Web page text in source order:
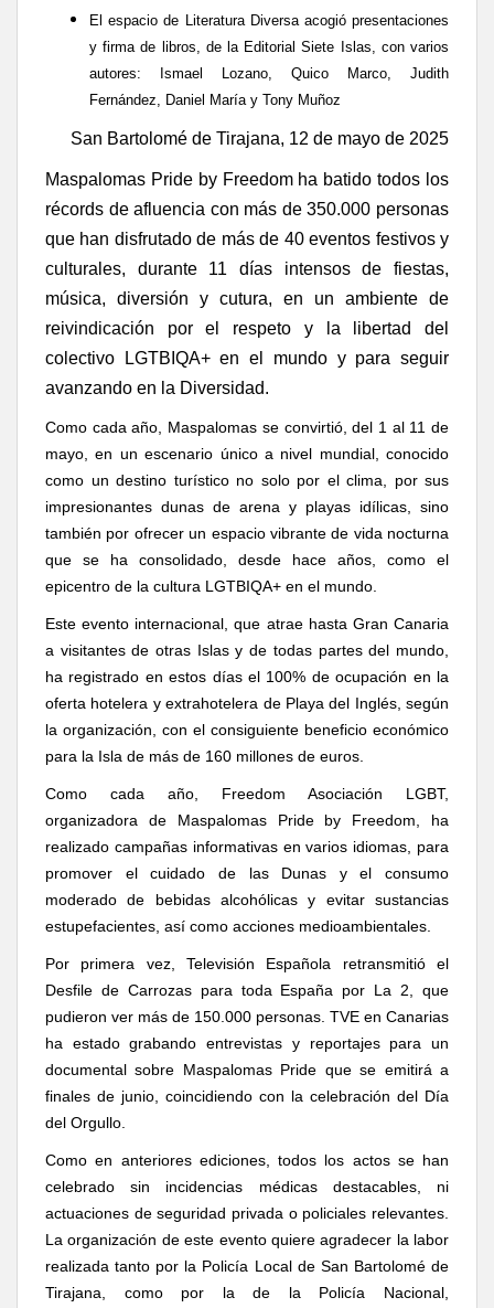
El espacio de Literatura Diversa acogió presentaciones
y firma de libros, de la Editorial Siete Islas, con varios
autores: Ismael Lozano, Quico Marco, Judith
Fernández, Daniel María y Tony Muñoz
San Bartolomé de Tirajana, 12 de mayo de 2025
Maspalomas Pride by Freedom ha batido todos los
récords de afluencia con más de 350.000 personas
que han disfrutado de más de 40 eventos festivos y
culturales, durante 11 días intensos de fiestas,
música, diversión y cutura, en un ambiente de
reivindicación por el
respeto y la libertad del
colectivo LGTBIQA+ en el mundo y para seguir
avanzando en la Diversidad.
Como cada año, Maspalomas se convirtió, del 1 al 11 de
mayo, en un escenario único a nivel mundial, conocido
como un destino turístico no solo por el clima, por sus
impresionantes dunas de arena y playas idílicas, sino
también por ofrecer un espacio vibrante de vida nocturna
que se ha consolidado, desde hace años, como el
epicentro de la cultura LGTBIQA+ en el mundo.
Este evento internacional, que atrae hasta Gran Canaria
a visitantes de otras Islas y de todas partes del mundo,
ha registrado en estos días el 100% de ocupación en la
oferta hotelera y extrahotelera de Playa del Inglés, según
la organización, con el consiguiente beneficio económico
para la Isla de más de 160 millones de euros.
Como cada año, Freedom Asociación LGBT,
organizadora de Maspalomas Pride by Freedom , ha
realizado campañas informativas en varios idiomas, para
promover el cuidado de las Dunas y el consumo
moderado de bebidas alcohólicas y evitar sustancias
estupefacientes, así como acciones medioambientales.
Por primera vez, Televisión Española retransmitió el
Desfile de Carrozas para toda España por La 2, que
pudieron ver más de 150.000 personas. TVE en Canarias
ha estado grabando entrevistas y reportajes para un
documental sobre Maspalomas Pride que se emitirá a
finales de junio, coincidiendo con la celebración del Día
del Orgullo.
Como en anteriores ediciones, todos los actos se han
celebrado sin incidencias médicasdestacables, ni
actuaciones de seguridad privada o policiales relevantes.
La organización de este evento quiere agradecer la labor
realizada tanto por la Policía Local de San Bartolomé de
Tirajana, como por la de la Policía Nacional,